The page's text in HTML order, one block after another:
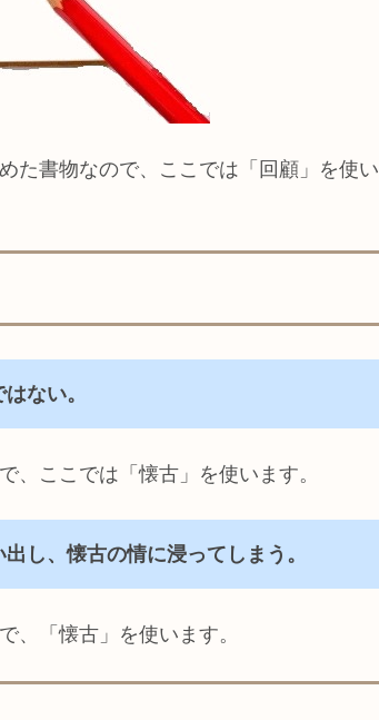
た書物なので、ここでは「回顧」を使い
ない。
、ここでは「懐古」を使います。
し、懐古の情に浸ってしまう。
、「懐古」を使います。